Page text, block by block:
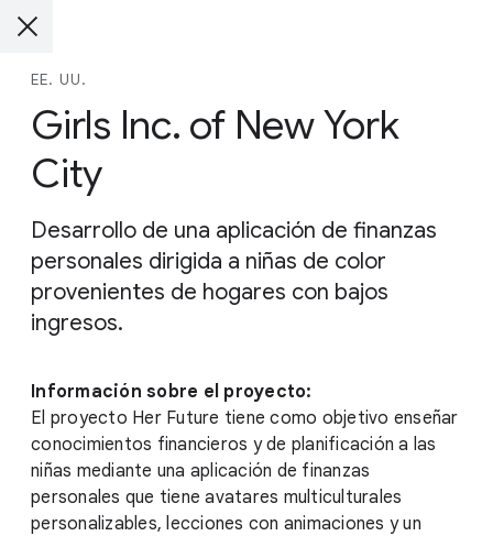
EE. UU.
Girls Inc. of New York
City
Desarrollo de una aplicación de finanzas
personales dirigida a niñas de color
provenientes de hogares con bajos
ingresos.
Información sobre el proyecto:
El proyecto Her Future tiene como objetivo enseñar
conocimientos financieros y de planificación a las
niñas mediante una aplicación de finanzas
personales que tiene avatares multiculturales
personalizables, lecciones con animaciones y un